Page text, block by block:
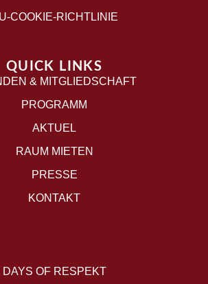
COOKIE-RICHTLINIE
QUICK LINKS
& MITGLIEDSCHAFT
PROGRAMM
AKTUEL
RAUM MIETEN
PRESSE
KONTAKT
DAYS OF RESPEKT